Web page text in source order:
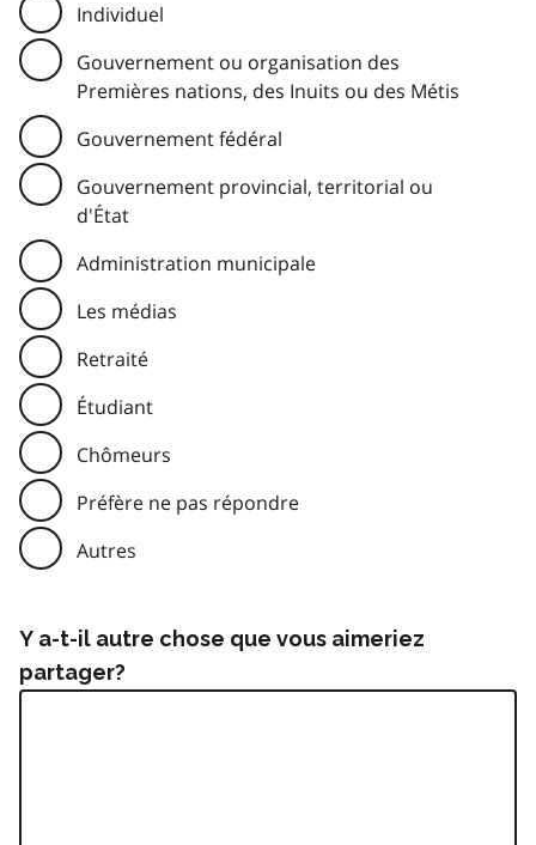
Individuel
Gouvernement ou organisation des
Premières nations, des Inuits ou des Métis
Gouvernement fédéral
Gouvernement provincial, territorial ou
d'État
Administration municipale
Les médias
Retraité
Étudiant
Chômeurs
Préfère ne pas répondre
Autres
Y a-t-il autre chose que vous aimeriez
partager?